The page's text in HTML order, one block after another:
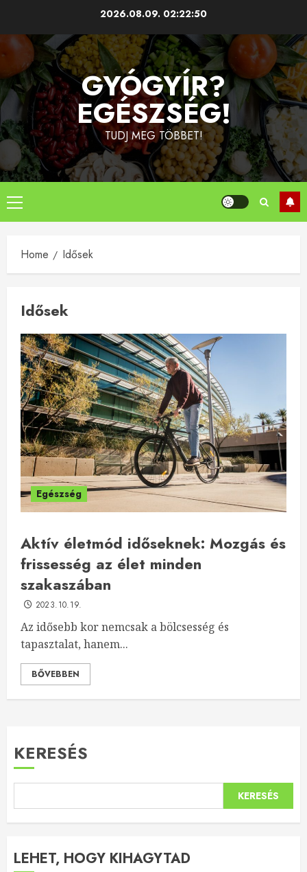
content
2026.08.09. 02:22:50
GYÓGYÍR?
EGÉSZSÉG!
TUDJ MEG TÖBBET!
Primary
Menu
Home Idősek
Idősek
Egészség
Aktív életmód időseknek: Mozgás és
frissesség az élet minden
szakaszában
2023.10.19.
Az idősebb kor nemcsak a bölcsesség és
tapasztalat, hanem...
BŐVEBBEN
KERESÉS
KERESÉS
LEHET, HOGY KIHAGYTAD